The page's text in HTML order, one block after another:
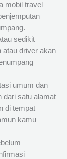
mobil travel
sedikit
atau driver akan
umum dan
dari satu alamat
di tempat
kamu